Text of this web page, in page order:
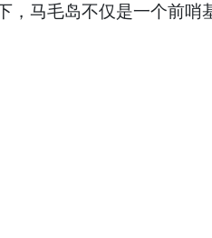
马毛岛不仅是一个前哨